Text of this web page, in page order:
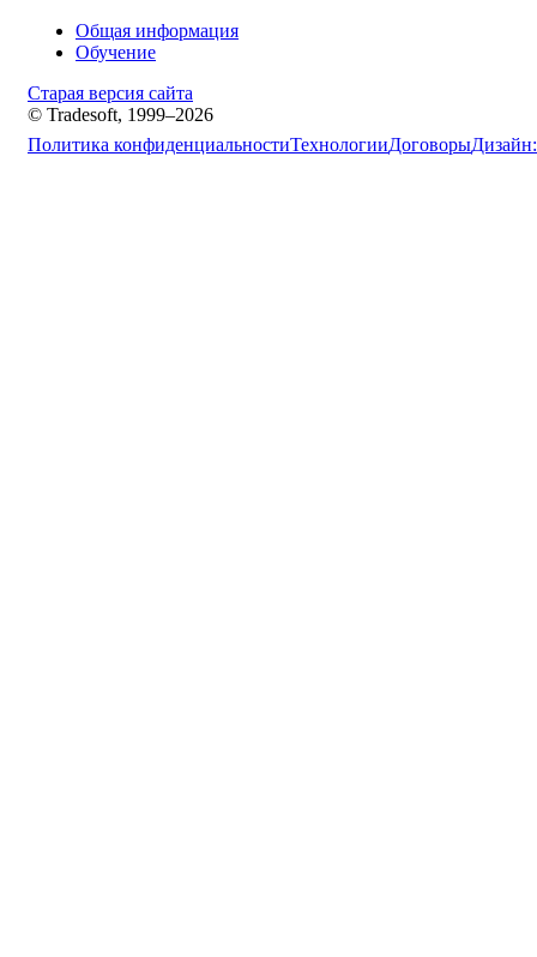
Общая информация
Обучение
Старая версия сайта
© Tradesoft, 1999–2026
Политика конфиденциальностиТехнологииДоговорыДизайн: